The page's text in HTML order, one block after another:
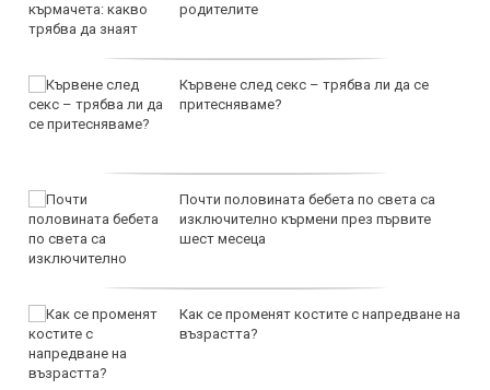
родителите
Кървене след секс – трябва ли да се
притесняваме?
Почти половината бебета по света са
изключително кърмени през първите
шест месеца
Как се променят костите с напредване на
възрастта?